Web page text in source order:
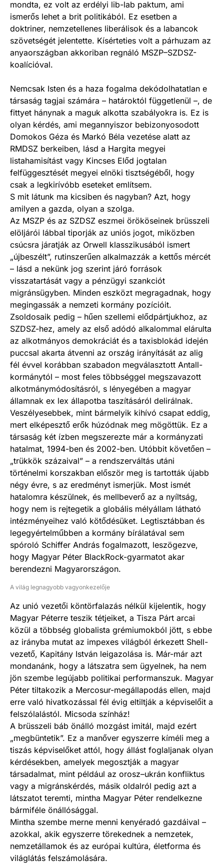
mondta, ez volt az erdélyi lib-lab paktum, ami
ismerős lehet a brit politikából. Ez esetben a
doktriner, nemzetellenes liberálisok és a labancok
szövetségét jelentette. Kísérteties volt a párhuzam az
anyaországban akkoriban regnáló MSZP–SZDSZ-
koalícióval.
Nemcsak Isten és a haza fogalma dekódolhatatlan e
társaság tagjai számára – határoktól függetlenül –, de
fittyet hánynak a maguk alkotta szabályokra is. Ez is
olyan kérdés, ami megannyiszor bebizonyosodott
Domokos Géza és Markó Béla vezetése alatt az
RMDSZ berkeiben, lásd a Hargita megyei
listahamisítást vagy Kincses Előd jogtalan
felfüggesztését megyei elnöki tisztségéből, hogy
csak a legkirívóbb eseteket említsem.
S mit látunk ma kicsiben és nagyban? Azt, hogy
amilyen a gazda, olyan a szolga.
Az MSZP és az SZDSZ eszmei örököseinek brüsszeli
elöljárói lábbal tiporják az uniós jogot, miközben
csúcsra járatják az Orwell klasszikusából ismert
„újbeszélt”, rutinszerűen alkalmazzák a kettős mércét
– lásd a nekünk jog szerint járó források
visszatartását vagy a pénzügyi szankciót
migránsügyben. Minden eszközt megragadnak, hogy
megingassák a nemzeti kormány pozícióit.
Zsoldosaik pedig – hűen szellemi elődpártjukhoz, az
SZDSZ-hez, amely az első adódó alkalommal elárulta
az alkotmányos demokrá­ciát és a taxisblokád idején
puccsal akarta átvenni az ország irányítását az alig
fél évvel korábban szabadon megválasztott Antall-
kormánytól – most feles többséggel megszavazott
alkotmánymódosításról, s lényegében a magyar
államnak ex lex állapotba taszításáról delirálnak.
Veszélyesebbek, mint bármelyik kihívó csapat eddig,
mert elképesztő erők húzódnak meg mögöttük. Ez a
társaság két ízben megszerezte már a kormányzati
hatalmat, 1994-ben és 2002-ben. Utóbbit követően –
„trükkök százaival” – a rendszerváltás utáni
történelmi korszakban először meg is tartották újabb
négy évre, s az eredményt ismerjük. Most ismét
hatalomra készülnek, és mellbeverő az a nyíltság,
hogy nem is rejtegetik a globális mélyállam látható
intézményeihez való kötődésüket. Legtisztábban és
legegyértelműbben a kormány bírálatával sem
spóroló Schiffer András fogalmazott, leszögezve,
hogy Magyar Péter BlackRock-gyarmatot akar
berendezni Magyarországon.
A világ legnagyobb vagyonkezelője
Az unió vezetői köntörfalazás nélkül kijelentik, hogy
Magyar Péterre teszik tétjeiket, a Tisza Párt arcai
közül a többség globalista grémiumokból jött, s ebbe
az irányba mutat az impexes világból érkezett Shell-
vezető, Kapitány István leigazolása is. Már-már azt
mondanánk, hogy a látszatra sem ügyelnek, ha nem
jön szembe legújabb politikai performanszuk. Magyar
Péter tiltakozik a Mercosur-megállapodás ellen, majd
erre való hivatkozással fél évig eltiltják a képviselőit a
felszólalástól. Micsoda színház!
A brüsszeli báb önálló mozgást imitál, majd ezért
„megbüntetik”. Ez a manőver egyszerre kíméli meg a
tiszás képviselőket attól, hogy állást foglaljanak olyan
kérdésekben, amelyek megosztják a magyar
társadalmat, mint például az orosz–ukrán konfliktus
vagy a migránskérdés, másik oldalról pedig azt a
látszatot teremti, mintha Magyar Péter rendelkezne
bármiféle önállósággal.
Mintha szembe merne menni kenyéradó gazdáival –
azokkal, akik egyszerre törekednek a nemzetek,
nemzetállamok és az európai kultúra, életforma és
világlátás felszámolására.